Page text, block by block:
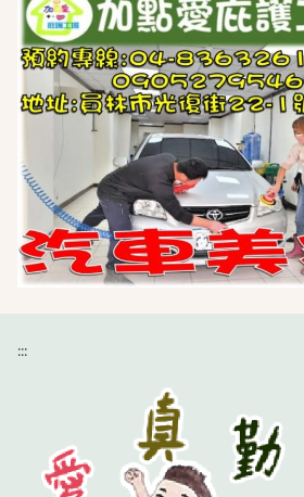
:::